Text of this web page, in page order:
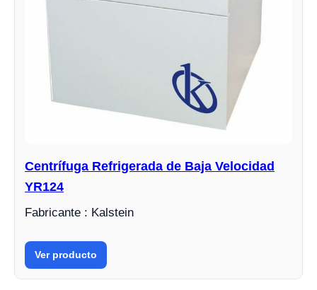
Centrífuga Refrigerada de Baja Velocidad
YR124
Fabricante : Kalstein
Ver producto